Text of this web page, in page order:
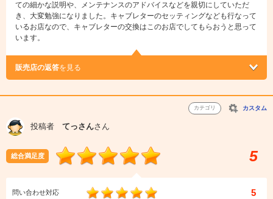
ての細かな説明や、メンテナンスのアドバイスなどを親切にしていただ
き、大変勉強になりました。キャブレターのセッティングなども行なって
いるお店なので、キャブレターの交換はこのお店でしてもらおうと思って
います。
販売店の返答を見る
カテゴリ カスタム
投稿者 てっさんさん
総合満足度 5
問い合わせ対応 5